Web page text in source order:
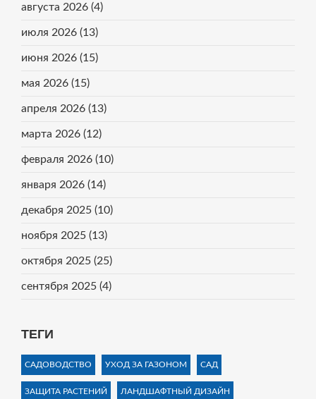
августа 2026 (4)
июля 2026 (13)
июня 2026 (15)
мая 2026 (15)
апреля 2026 (13)
марта 2026 (12)
февраля 2026 (10)
января 2026 (14)
декабря 2025 (10)
ноября 2025 (13)
октября 2025 (25)
сентября 2025 (4)
ТЕГИ
САДОВОДСТВО УХОД ЗА ГАЗОНОМ САД
ЗАЩИТА РАСТЕНИЙ ЛАНДШАФТНЫЙ ДИЗАЙН